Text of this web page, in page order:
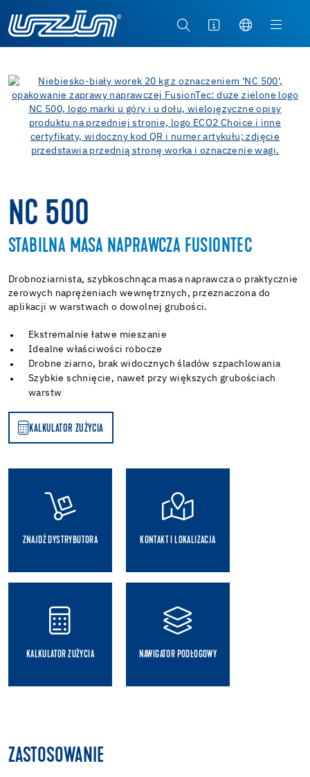
NC 500
STABILNA MASA NAPRAWCZA FUSIONTEC
Drobnoziarnista, szybkoschnąca masa naprawcza o praktycznie
zerowych naprężeniach wewnętrznych, przeznaczona do
aplikacji w warstwach o dowolnej grubości.
Ekstremalnie łatwe mieszanie
Idealne właściwości robocze
Drobne ziarno, brak widocznych śladów szpachlowania
Szybkie schnięcie, nawet przy większych grubościach
warstw
KALKULATOR ZUŻYCIA
ZNAJDŹ DYSTRYBUTORA KONTAKT I LOKALIZACJA
KALKULATOR ZUŻYCIA NAWIGATOR PODŁOGOWY
ZASTOSOWANIE